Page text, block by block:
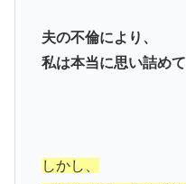
夫の不倫により、
私は本当に思い詰めて
しかし、